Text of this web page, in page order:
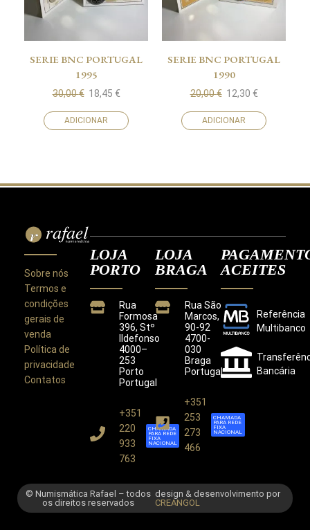
SERIE BNC PORTUGAL
1995
30,00€ 18,45 €
ADICIONAR
SERIE BNC PORTUGAL
1990
20,00€ 12,30 €
ADICIONAR
Este site utiliza cookies para melhorar a sua
Ao utilizar este site concorda com a nossaPolítica de
Sobre nós
Termos e
condições
gerais de
venda
Política de
privacidade
Contatos
LOJA
PORTO
Rua
Formosa
396, Stº
Ildefonso
4000–
253
Porto
Portugal
+351
220
933
763
CHAMADA
PARA REDE
FIXA
NACIONAL
LOJA
BRAGA
Rua São
Marcos,
90-92
4700-
030
Braga
Portugal
+351
253
273
466
CHAMADA
PARA REDE
FIXA
NACIONAL
ACEITES
Referência
Multibanco
Bancária
© Numismática Rafael – todos
os direitos reservados
design & desenvolvimento por
CREANGOL